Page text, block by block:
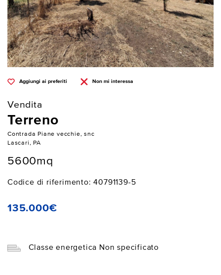
Aggiungi ai preferiti Non mi interessa
Vendita
Terreno
Contrada Piane vecchie, snc
Lascari, PA
5600mq
Codice di riferimento: 40791139-5
135.000€
Classe energetica Non specificato